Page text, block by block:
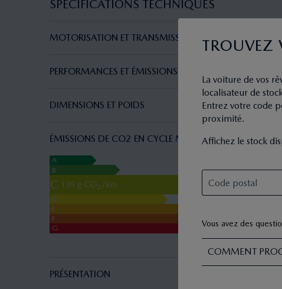
SPÉCIFICATIONS TECHNIQUES
MOTORISATION ET TRANSMISSION
PERFORMANCES ET ÉMISSIONS
DIMENSIONS ET POIDS
ÉMISSIONS DE CO2 EN CYCLE MIXTE
A
B
C 139 g CO2 /km
D
E
F
G
PRÉSENTATION
TROUVEZ
La voiture de vos
localisateur de
Entrez votre code
proximité.
Affichez le stock
Vous avez des
COMMENT